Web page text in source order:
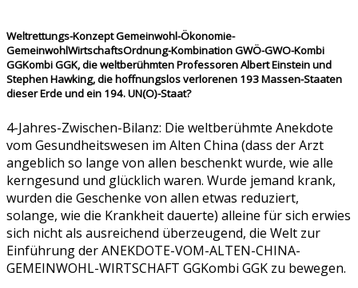
Weltrettungs-Konzept Gemeinwohl-Ökonomie-
GemeinwohlWirtschaftsOrdnung-Kombination GWÖ-GWO-Kombi
GGKombi GGK, die weltberühmten Professoren Albert Einstein und
Stephen Hawking, die hoffnungslos verlorenen 193 Massen-Staaten
dieser Erde und ein 194. UN(O)-Staat?
4-Jahres-Zwischen-Bilanz: Die weltberühmte Anekdote
vom Gesundheitswesen im Alten China (dass der Arzt
angeblich so lange von allen beschenkt wurde, wie alle
kerngesund und glücklich waren. Wurde jemand krank,
wurden die Geschenke von allen etwas reduziert,
solange, wie die Krankheit dauerte) alleine für sich erwies
sich nicht als ausreichend überzeugend, die Welt zur
Einführung der ANEKDOTE-VOM-ALTEN-CHINA-
GEMEINWOHL-WIRTSCHAFT GGKombi GGK zu bewegen.